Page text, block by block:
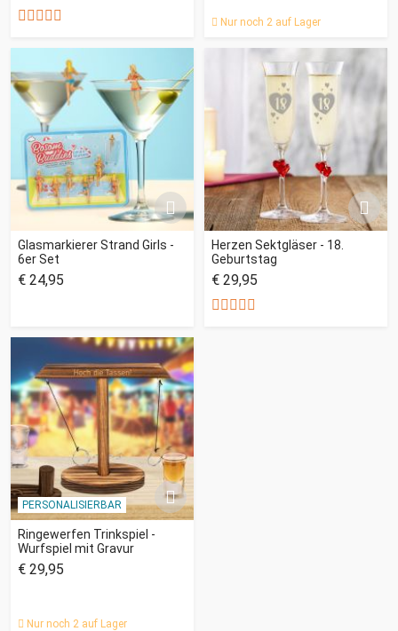
Nur noch 2 auf Lager
Glasmarkierer Strand Girls -
6er Set
€ 24,95
Herzen Sektgläser - 18.
Geburtstag
€ 29,95
PERSONALISIERBAR
Ringewerfen Trinkspiel -
Wurfspiel mit Gravur
€ 29,95
Nur noch 2 auf Lager